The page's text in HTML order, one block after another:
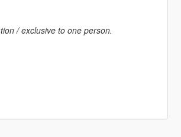
/ exclusive to one person.